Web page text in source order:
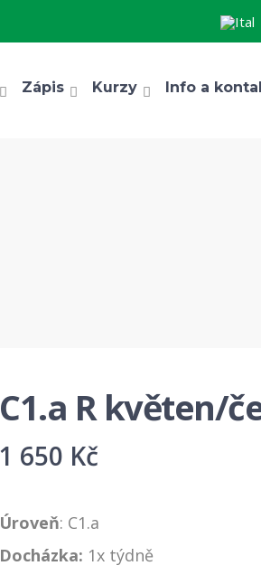
Zápis Kurzy Info a
C1.a R květen/
1 650 Kč
Úroveň: C1.a
Docházka: 1x týdně